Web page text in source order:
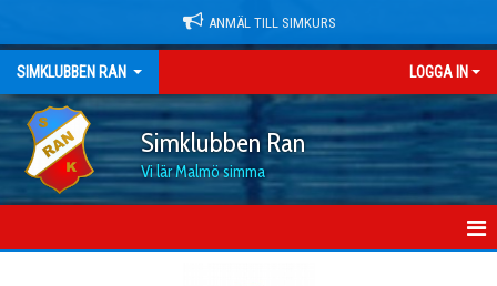
ANMÄL TILL SIMKURS
SIMKLUBBEN RAN LOGGA IN
Simklubben Ran
Vi lär Malmö simma